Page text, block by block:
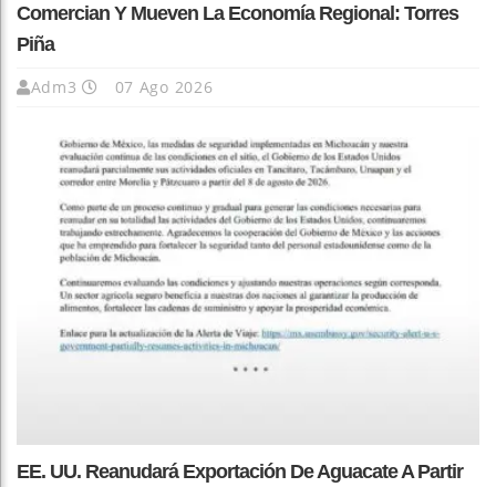
Comercian Y Mueven La Economía Regional: Torres
Piña
Adm3 07 Ago 2026
EE. UU. Reanudará Exportación De Aguacate A Partir